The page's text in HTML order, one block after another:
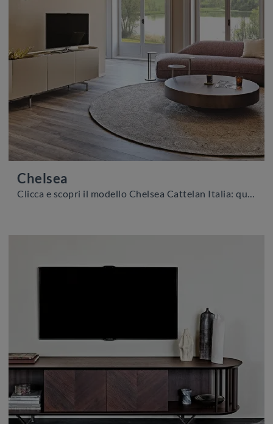
Chelsea
Clicca e scopri il modello Chelsea Cattelan Italia: questo mobile per la TV in legno laccato è tra le più belle soluzioni per il soggiorno.